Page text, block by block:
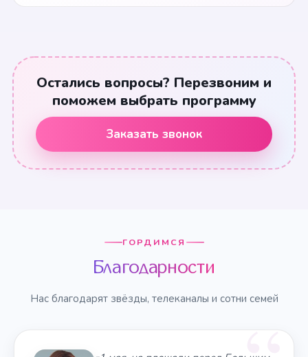
Остались вопросы? Перезвоним и
поможем выбрать программу
Заказать звонок
ГОРДИМСЯ
Благодарности
Нас благодарят звёзды, телеканалы и сотни семей